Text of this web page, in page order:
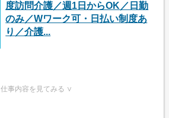
度訪問介護／週1日からOK／日勤
のみ／Wワーク可・日払い制度あ
り／介護...
仕事内容を見てみる ∨